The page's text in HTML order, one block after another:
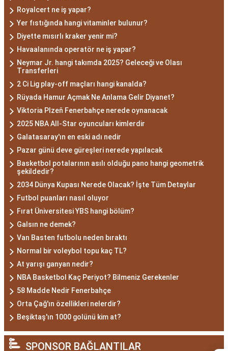
Royalcert ne iş yapar?
Yer fıstığında hangi vitaminler bulunur?
Diyette mısırlı kraker yenir mi?
Havaalanında operatör ne iş yapar?
Neymar Jr. hangi takımda 2025? Geleceği ve Olası
Transferleri
2 Ci Lig play-off maçları hangi kanalda?
Rüyada Hamur Açmak Ne Anlama Gelir Diyanet?
Viktoria Plzeň Fenerbahçe nerede oynanacak
2025 NBA All-Star oyuncuları kimlerdir
Galatasaray'ın en eski adı nedir
Pazar günü deve güreşleri nerede yapılacak
Basketbol potalarının asılı olduğu pano hangi geometrik
şekildedir?
2034 Dünya Kupası Nerede Olacak? İşte Tüm Detaylar
Futbol puanları nasıl oluyor
Fırat Üniversitesi YBS hangi bölüm?
Galsın ne demek?
Van Basten futbolu neden bıraktı
Normal bir voleybol topu kaç TL?
At yarışı ganyan nedir?
NBA Basketbol Kaç Periyot? Bilmeniz Gerekenler
58 Madde Nedir Fenerbahçe
Orta Çağ'ın özellikleri nelerdir?
Beşiktaş'ın 1000 golünü kim at?
SPONSOR BAĞLANTILAR